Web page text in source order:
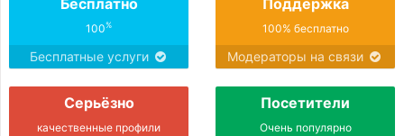
100%
Бесплатные услуги
100% бесплатно
Модераторы на связи
Серьёзно
качественные профили
Посетители
Очень популярно